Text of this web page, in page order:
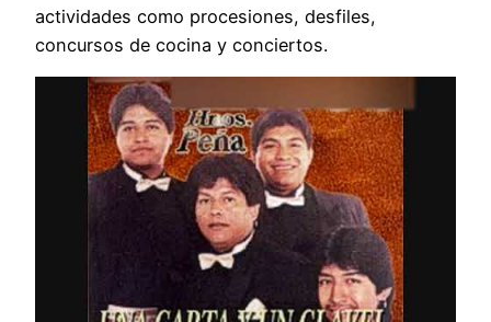
actividades como procesiones, desfiles,
concursos de cocina y conciertos.